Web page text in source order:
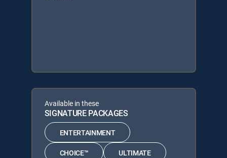
Available in these
SIGNATURE PACKAGES
ENTERTAINMENT
CHOICE™ ULTIMATE